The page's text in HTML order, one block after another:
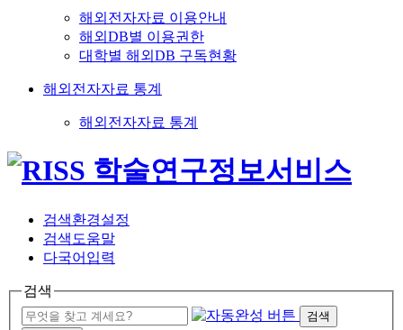
해외전자자료 이용안내
해외DB별 이용권한
대학별 해외DB 구독현황
해외전자자료 통계
해외전자자료 통계
검색환경설정
검색도움말
다국어입력
검색
검색